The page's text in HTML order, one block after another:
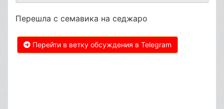
Перешла с семавика на седжаро
Перейти в ветку обсуждения в Telegram